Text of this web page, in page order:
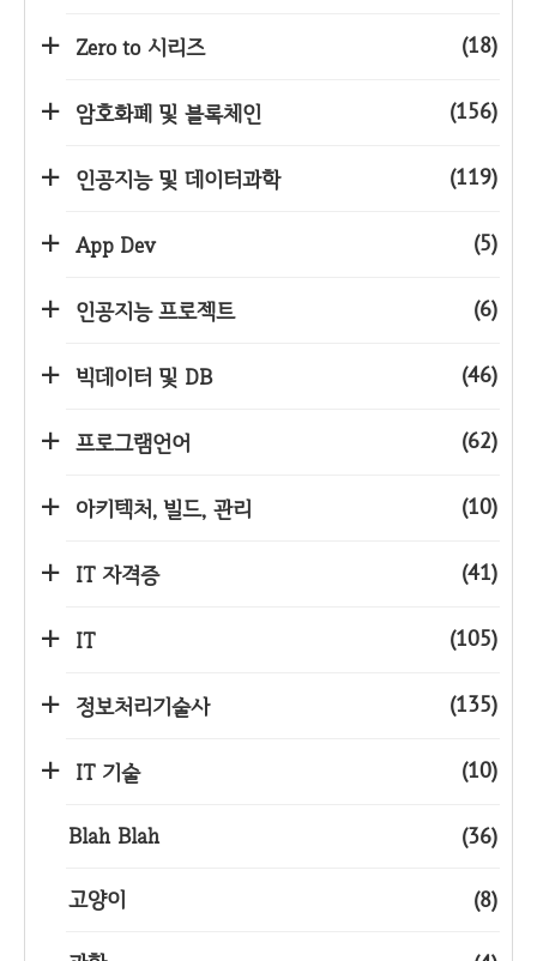
Zero to 시리즈 (18)
암호화폐 및 블록체인 (156)
인공지능 및 데이터과학 (119)
App Dev (5)
인공지능 프로젝트 (6)
빅데이터 및 DB (46)
프로그램언어 (62)
아키텍처, 빌드, 관리 (10)
IT 자격증 (41)
IT (105)
정보처리기술사 (135)
IT 기술 (10)
Blah Blah (36)
고양이 (8)